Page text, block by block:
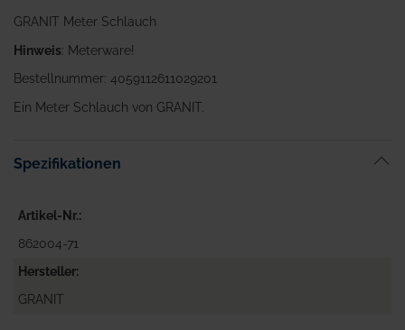
GRANIT Meter Schlauch
Hinweis: Meterware!
Bestellnummer: 4059112611029201
Ein Meter Schlauch von GRANIT.
Spezifikationen
Artikel-Nr.
862004-71
Hersteller
GRANIT